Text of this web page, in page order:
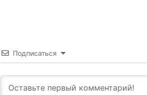
Подписаться